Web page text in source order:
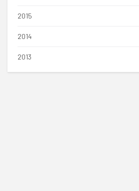
2015
2014
2013